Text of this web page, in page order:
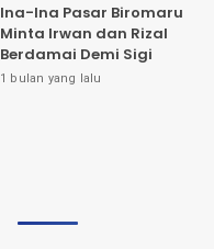
Ina-Ina Pasar Biromaru
Minta Irwan dan Rizal
Berdamai Demi Sigi
1 bulan yang lalu